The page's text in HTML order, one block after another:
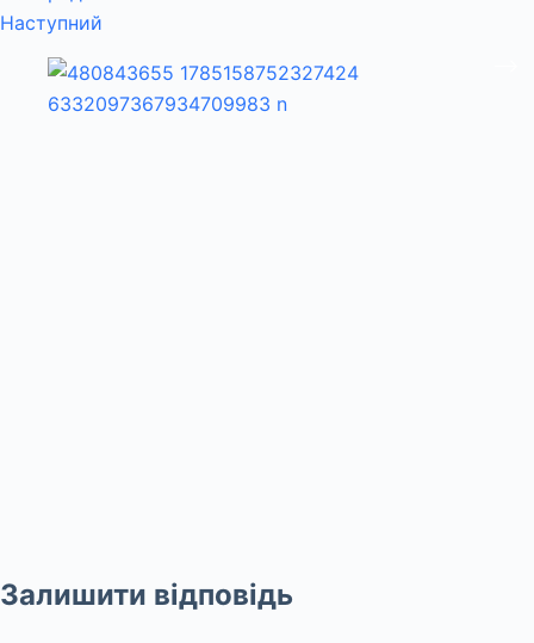
Наступний
Залишити відповідь